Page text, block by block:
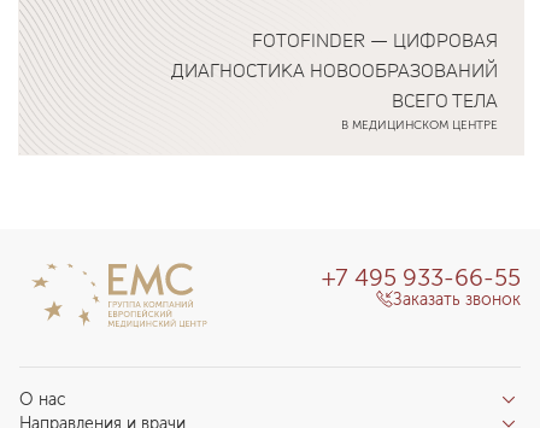
FOTOFINDER — ЦИФРОВАЯ
ДИАГНОСТИКА НОВООБРАЗОВАНИЙ
ВСЕГО ТЕЛА
В МЕДИЦИНСКОМ ЦЕНТРЕ
О нас
Направления и врачи
+7 495 933-66-55
Заказать звонок